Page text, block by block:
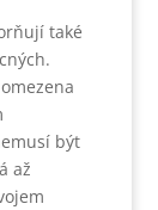
také
být
až